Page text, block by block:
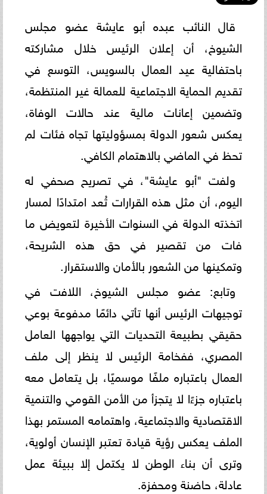
قال النائب عبده أبو عايشة عضو مجلس
الشيوخ، أن إعلان الرئيس خلال مشاركته
باحتفالية عيد العمال بالسويس، التوسع في
تقديم الحماية الاجتماعية للعمالة غير المنتظمة،
وتضمين إعانات مالية عند حالات الوفاة،
يعكس شعور الدولة بمسؤوليتها تجاه فئات لم
تحظ في الماضي بالاهتمام الكافي.
ولفت "أبو عايشة"، في تصريح صحفي له
اليوم، أن مثل هذه القرارات تُعد امتدادًا لمسار
اتخذته الدولة في السنوات الأخيرة لتعويض ما
فات من تقصير في حق هذه الشريحة،
وتمكينها من الشعور بالأمان والاستقرار.
وتابع: عضو مجلس الشيوخ، اللافت في
توجيهات الرئيس أنها تأتي دائمًا مدفوعة بوعي
حقيقي بطبيعة التحديات التي يواجهها العامل
المصري، ففخامة الرئيس لا ينظر إلى ملف
العمال باعتباره ملفًا موسميًا، بل يتعامل معه
باعتباره جزءًا لا يتجزأ من الأمن القومي والتنمية
الاقتصادية والاجتماعية، واهتمامه المستمر بهذا
الملف يعكس رؤية قيادة تعتبر الإنسان أولوية،
وترى أن بناء الوطن لا يكتمل إلا ببيئة عمل
عادلة، حاضنة ومحفزة.